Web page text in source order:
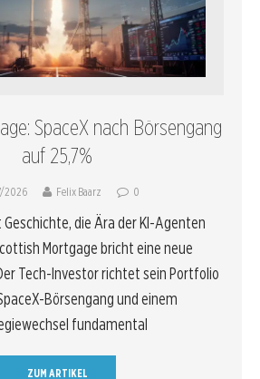
SpaceX nach Börsengang
auf 25,7%
2026 Felix Baarz 0
Geschichte, die Ära der KI-Agenten
Mortgage bricht eine neue
Tech-Investor richtet sein Portfolio
Börsengang und einem
fundamental
ZUM ARTIKEL